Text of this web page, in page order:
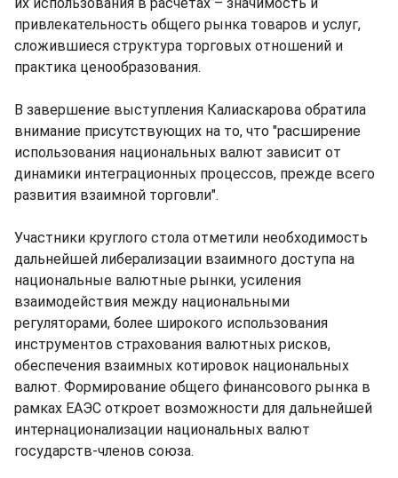
привлекательность общего рынка товаров и услуг,
сложившиеся структура торговых отношений и
практика ценообразования.
В завершение выступления Калиаскарова обратила
внимание присутствующих на то, что "расширение
использования национальных валют зависит от
динамики интеграционных процессов, прежде всего
развития взаимной торговли".
Участники круглого стола отметили необходимость
дальнейшей либерализации взаимного доступа на
национальные валютные рынки, усиления
взаимодействия между национальными
регуляторами, более широкого использования
инструментов страхования валютных рисков,
обеспечения взаимных котировок национальных
валют. Формирование общего финансового рынка в
рамках ЕАЭС откроет возможности для дальнейшей
интернационализации национальных валют
государств-членов союза.